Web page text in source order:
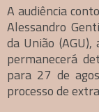
A audiência
Alessandro
da União
permanecerá
para 27 de
processo de